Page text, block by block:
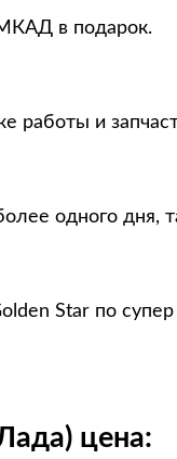
в подарок.
работы и
одного дня,
Star по
цена: